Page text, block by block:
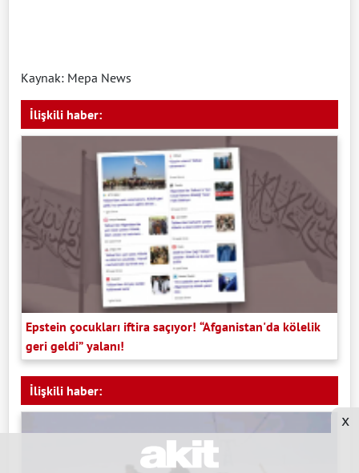
Kaynak: Mepa News
İlişkili haber:
Epstein çocukları iftira saçıyor! “Afganistan'da kölelik
geri geldi” yalanı!
İlişkili haber:
x